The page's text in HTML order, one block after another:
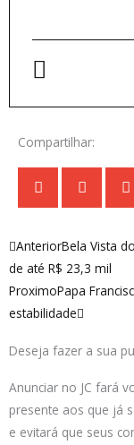
Compartilhar:
Anterior
AnteriorBela Vista
de até R$ 23,3 mil
ProximoPapa
estabilidade
Próximo
Deseja fazer a sua
Anunciar no JC fará
presente aos que já
e evitará que seus